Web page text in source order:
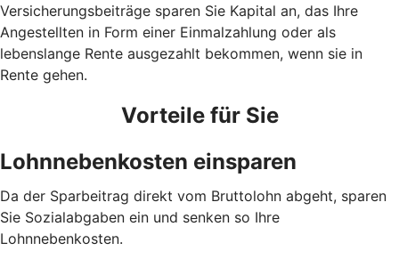
Versicherungsbeiträge sparen Sie Kapital an, das Ihre
Angestellten in Form einer Einmalzahlung oder als
lebenslange Rente ausgezahlt bekommen, wenn sie in
Rente gehen.
Vorteile für Sie
Lohnnebenkosten einsparen
Da der Sparbeitrag direkt vom Bruttolohn abgeht, sparen
Sie Sozialabgaben ein und senken so Ihre
Lohnnebenkosten.